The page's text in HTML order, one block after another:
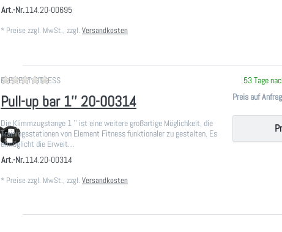
Art.-Nr.114.20-00695
* Preise zzgl. MwSt., zzgl. Versandkosten
ELEMENT FITNESSZu diesem Produkt liegen noch keine Bewertungen vor.
Pull-up bar 1'' 20-00314
Die Klimmzugstange 1 '' ist eine weitere großartige Möglichkeit, die
Trainingsstationen von Element Fitness funktionaler zu gestalten. Es
ermöglicht die Erweit…
Art.-Nr.114.20-00314
* Preise zzgl. MwSt., zzgl. Versandkosten
53 Tage
Preis auf